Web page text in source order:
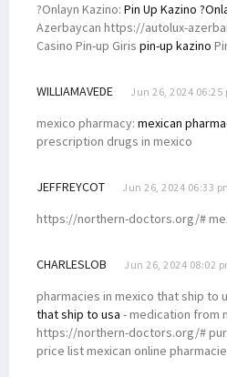
?Onlayn Kazino: Pin Up Kazino
Azerbaycan https://autolux-
Casino Pin-up Giris pin-up kazino
WILLIAMAVEDE Jun 26, 2024 06:25
mexico pharmacy: mexican
prescription drugs in mexico
JEFFREYCOT Jun 26, 2024 06:33
https://northern-doctors.org/#
CHARLESLOB Jun 26, 2024 08:02
pharmacies in mexico that ship to
that ship to usa - medication from
https://northern-doctors.org/#
price list mexican online